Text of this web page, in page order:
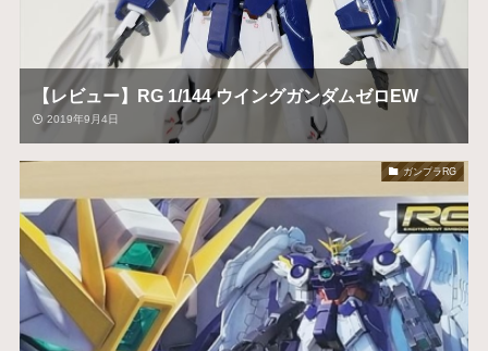
【レビュー】RG 1/144 ウイングガンダムゼロEW
2019年9月4日
ガンプラRG